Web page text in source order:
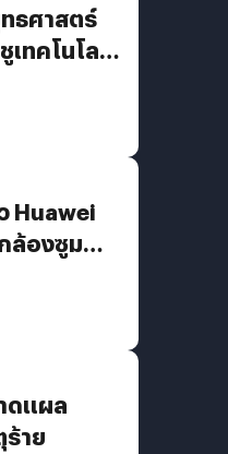
ทธศาสตร์
ทคโนโลยี
Huawei
ล้องซูม
ดแผล
ร้าย